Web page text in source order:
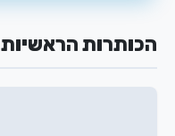
הכותרות הראשיות